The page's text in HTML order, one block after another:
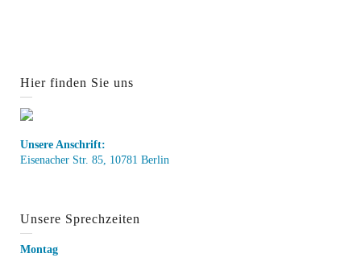
Hier finden Sie uns
Unsere Anschrift:
Eisenacher Str. 85, 10781 Berlin
Unsere Sprechzeiten
Montag